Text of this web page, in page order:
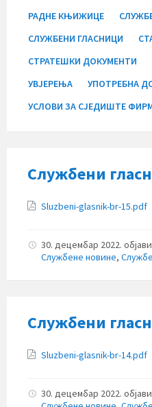
РАДНЕ КЊИЖИЦЕ
СЛУЖБЕНИ ГЛАСНИЦИ
СТРАТЕШКИ ДОКУМЕНТИ
УВЈЕРЕЊА
УПОТРЕБНА
УСЛОВИ ЗА СЈЕДИШТЕ
Службени
Прилози
Sluzbeni-glasnik-br-15.pdf
30. децембар 2022.
Службене новине,
Службени
Прилози
Sluzbeni-glasnik-br-14.pdf
30. децембар 2022.